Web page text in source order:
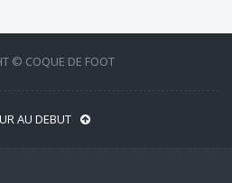
© COQUE DE FOOT
AU DEBUT